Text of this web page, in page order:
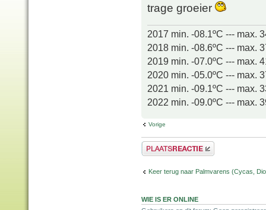
trage groeier
2017 min. -08.1ºC --- max.
2018 min. -08.6ºC --- max.
2019 min. -07.0ºC --- max.
2020 min. -05.0ºC --- max.
2021 min. -09.1ºC --- max.
2022 min. -09.0ºC --- max.
Vorige
Plaats een reactie
Keer terug naar Palmvarens (Cycas,
WIE IS ER ONLINE